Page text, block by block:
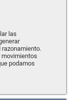
las
movimientos
podamos